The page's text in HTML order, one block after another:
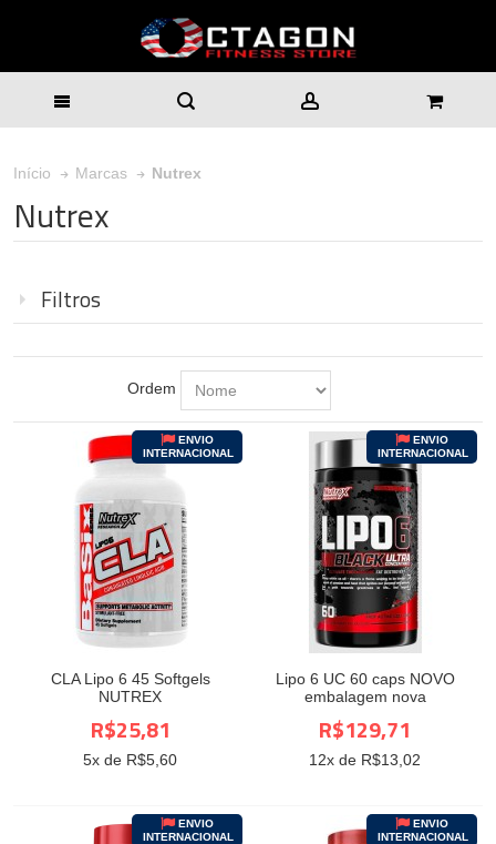
Início Marcas Nutrex
Nutrex
Filtros
Ordem
CLA Lipo 6 45 Softgels
NUTREX
ENVIO
INTERNACIONAL
R$25,81
5x de R$5,60
Lipo 6 UC 60 caps NOVO
embalagem nova
ENVIO
INTERNACIONAL
R$129,71
12x de R$13,02
ENVIO
INTERNACIONAL
ENVIO
INTERNACIONAL